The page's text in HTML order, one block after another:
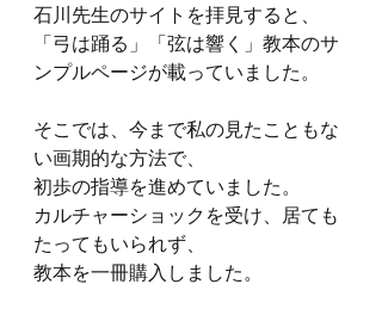
石川先生のサイトを拝見すると、
「弓は踊る」「弦は響く」教本のサ
ンプルページが載っていました。
そこでは、今まで私の見たこともな
い画期的な方法で、
初歩の指導を進めていました。
カルチャーショックを受け、居ても
たってもいられず、
教本を一冊購入しました。